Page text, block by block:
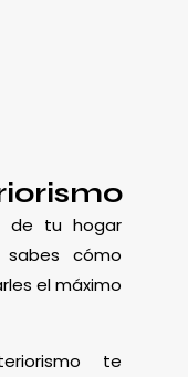
de tu hogar
sabes cómo
el máximo
te